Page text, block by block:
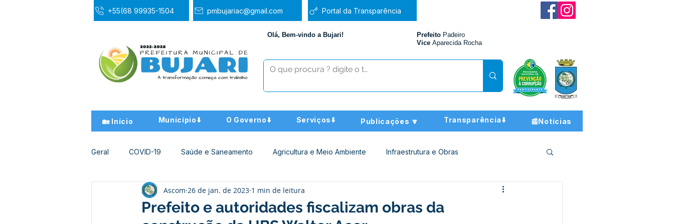
+55(68 99935-1504 pmbujariac@gmail.com Portal da Transparência
Olá, Bem-vindo a Bujari! Prefeito Padeiro
Vice Aparecida Rocha
🏡 Início Município⬇️ O Governo⬇️ Serviços⬇️ Publicações 🔽 Transparência⬇️ 📰Notícias
Geral COVID-19 Saúde e Saneamento Agricultura e Meio Ambiente Infraestrutura e Obras
Desporto Cultura e Lazer Educação Assistência Social
Prefeito e autoridades fiscalizam obras da
Ascom 26 de jan. de 2023 1 min de leitura